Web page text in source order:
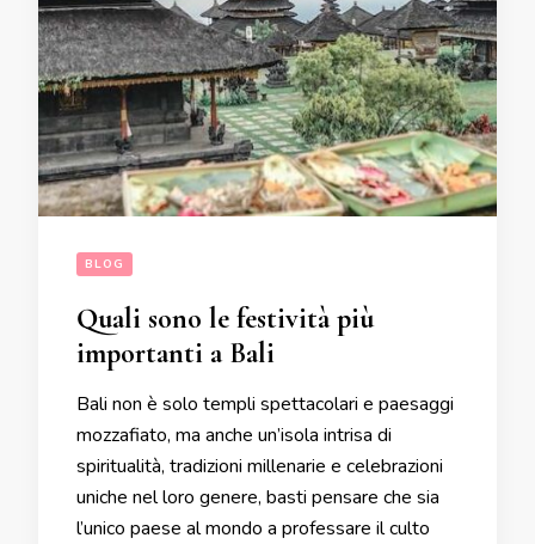
BLOG
Quali sono le festività più
importanti a Bali
Bali non è solo templi spettacolari e paesaggi
mozzafiato, ma anche un’isola intrisa di
spiritualità, tradizioni millenarie e celebrazioni
uniche nel loro genere, basti pensare che sia
l’unico paese al mondo a professare il culto